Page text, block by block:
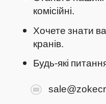
комісійні.
Хочете знати
кранів.
Будь-які